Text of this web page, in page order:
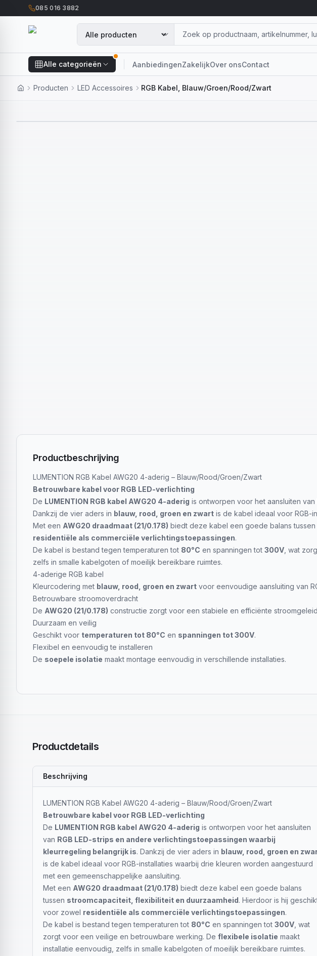
085 016 3882
Alle categorieën AanbiedingenZakelijkOver onsContact
Producten LED Accessoires RGB Kabel, Blauw/Groen/Rood/Zwart
Productbeschrijving
LUMENTION RGB Kabel AWG20 4-aderig – Blauw/Rood/Groen/Zwart
Betrouwbare kabel voor RGB LED-verlichting
De LUMENTION RGB kabel AWG20 4-aderig is ontworpen voor het aansluiten van
Dankzij de vier aders in blauw, rood, groen en zwart is de kabel ideaal voor RGB-
Met een AWG20 draadmaat (21/0.178) biedt deze kabel een goede balans tussen
residentiële als commerciële verlichtingstoepassingen.
De kabel is bestand tegen temperaturen tot 80°C en spanningen tot 300V , wat
zelfs in smalle kabelgoten of moeilijk bereikbare ruimtes.
4-aderige RGB kabel
Kleurcodering met blauw, rood, groen en zwart voor eenvoudige aansluiting van
Betrouwbare stroomoverdracht
De AWG20 (21/0.178) constructie zorgt voor een stabiele en efficiënte
Duurzaam en veilig
Geschikt voor temperaturen tot 80°C en spanningen tot 300V.
Flexibel en eenvoudig te installeren
De soepele isolatie maakt montage eenvoudig in verschillende installaties.
Productdetails
Beschrijving
LUMENTION RGB Kabel AWG20 4-aderig – Blauw/Rood/Groen/Zwart
Betrouwbare kabel voor RGB LED-verlichting
De LUMENTION RGB kabel AWG20 4-aderig is ontworpen voor het aansluiten
van RGB LED-strips en andere verlichtingstoepassingen waarbij
kleurregeling belangrijk is. Dankzij de vier aders in blauw, rood, groen en
is de kabel ideaal voor RGB-installaties waarbij drie kleuren worden aangestuurd
met een gemeenschappelijke aansluiting.
Met een AWG20 draadmaat (21/0.178) biedt deze kabel een goede balans
tussen stroomcapaciteit, flexibiliteit en duurzaamheid. Hierdoor is hij
voor zowel residentiële als commerciële verlichtingstoepassingen.
De kabel is bestand tegen temperaturen tot 80°C en spanningen tot 300V , wat
zorgt voor een veilige en betrouwbare werking. De flexibele isolatie maakt
installatie eenvoudig, zelfs in smalle kabelgoten of moeilijk bereikbare ruimtes.